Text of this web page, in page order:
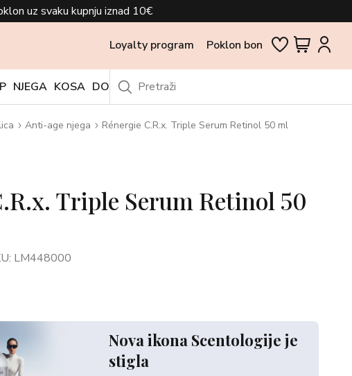
uz svaku kupnju iznad 10€
Loyalty program Poklon bon
NJEGA KOSA DODACI OUTLET
Anti-age njega Rénergie C.R.x. Triple Serum Retinol 50 ml
Triple Serum Retinol 50
LM448000
Nova ikona Scentologije je
stigla